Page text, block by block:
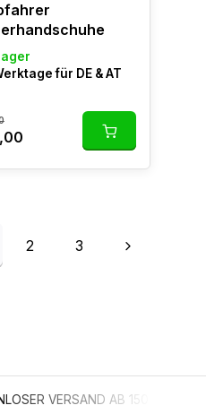
für DE & AT
2 3
VERSAND AB 150 €